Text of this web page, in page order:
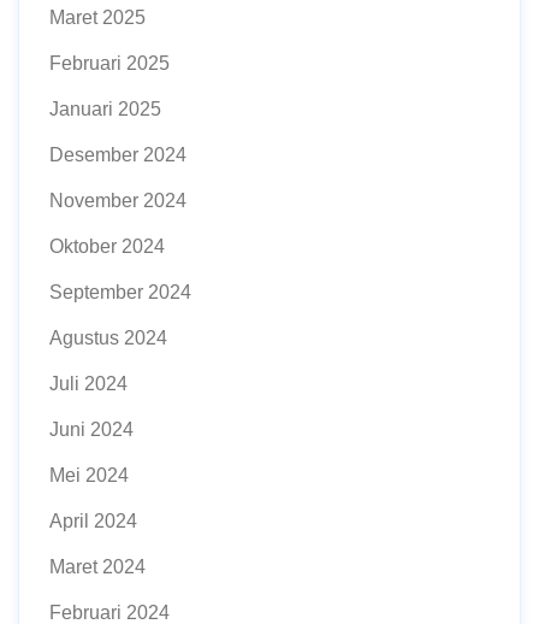
Maret 2025
Februari 2025
Januari 2025
Desember 2024
November 2024
Oktober 2024
September 2024
Agustus 2024
Juli 2024
Juni 2024
Mei 2024
April 2024
Maret 2024
Februari 2024